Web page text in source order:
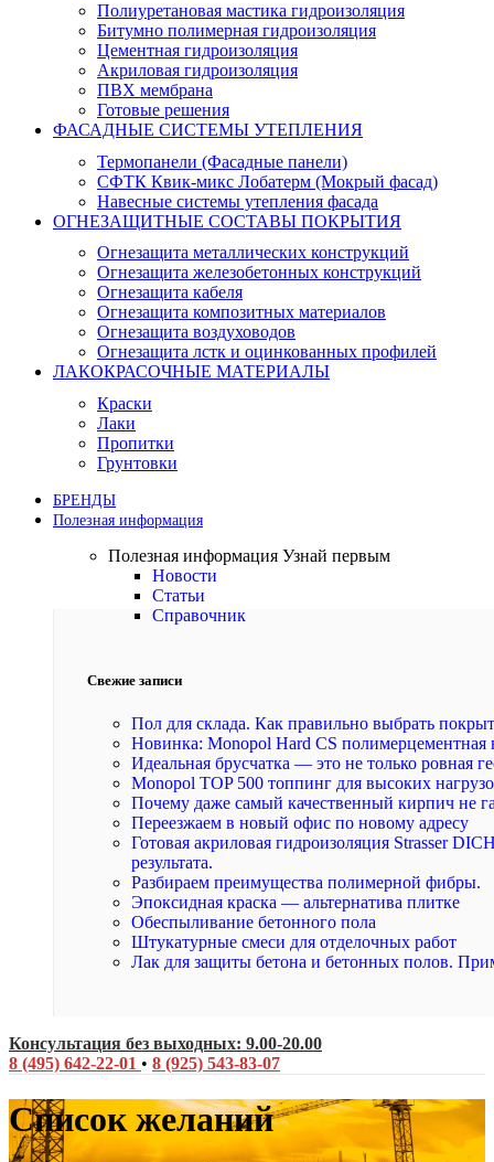
Полиуретановая мастика гидроизоляция
Битумно полимерная гидроизоляция
Цементная гидроизоляция
Акриловая гидроизоляция
ПВХ мембрана
Готовые решения
ФАСАДНЫЕ СИСТЕМЫ УТЕПЛЕНИЯ
Термопанели (Фасадные панели)
СФТК Квик-микс Лобатерм (Мокрый фасад)
Навесные системы утепления фасада
ОГНЕЗАЩИТНЫЕ СОСТАВЫ ПОКРЫТИЯ
Огнезащита металлических конструкций
Огнезащита железобетонных конструкций
Огнезащита кабеля
Огнезащита композитных материалов
Огнезащита воздуховодов
Огнезащита лстк и оцинкованных профилей
ЛАКОКРАСОЧНЫЕ МАТЕРИАЛЫ
Краски
Лаки
Пропитки
Грунтовки
БРЕНДЫ
Полезная информация
Полезная информация Узнай первым
Новости
Статьи
Справочник
Свежие записи
Пол для склада. Как правильно выбрать
Новинка: Monopol Hard CS полимерцементная
Идеальная брусчатка — это не только ровная
Monopol TOP 500 топпинг для высоких
Почему даже самый качественный кирпич не
Переезжаем в новый офис по новому адресу
Готовая акриловая гидроизоляция Strasser
результата.
Разбираем преимущества полимерной фибры.
Эпоксидная краска — альтернатива плитке
Обеспыливание бетонного пола
Штукатурные смеси для отделочных работ
Лак для защиты бетона и бетонных полов.
Консультация без выходных: 9.00-20.00
8 (495) 642-22-01 • 8 (925) 543-83-07
Список желаний